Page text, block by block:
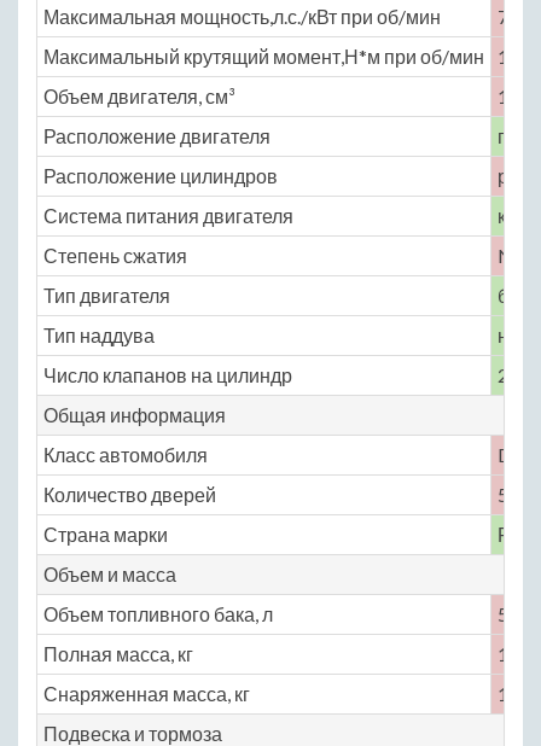
Максимальная мощность,л.с./кВт при об/мин
77 /
Максимальный крутящий момент,Н*м при об/мин
142
Объем двигателя, см³
1774
Расположение двигателя
Расположение цилиндров
Система питания двигателя
Степень сжатия
No
Тип двигателя
Тип наддува
нет
Число клапанов на цилиндр
2
Общая информация
Класс автомобиля
D
Количество дверей
5
Страна марки
Объем и масса
Объем топливного бака, л
55
Полная масса, кг
1525
Снаряженная масса, кг
1125
Подвеска и тормоза